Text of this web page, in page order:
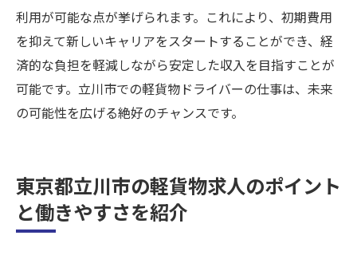
要ポイントと利点
立川市での軽貨物ドライバー求人の選び方
交通の便が良い立川市での仕事の効率性
多様な配送先が提供する充実した仕事体験
初心者歓迎の求人が多い立川市のメリット
ト体制
利用が可能な点が挙げられます。これにより、初期費用
を抑えて新しいキャリアをスタートすることができ、経
済的な負担を軽減しながら安定した収入を目指すことが
可能です。立川市での軽貨物ドライバーの仕事は、未来
の可能性を広げる絶好のチャンスです。
東京都立川市の軽貨物求人のポイント
と働きやすさを紹介